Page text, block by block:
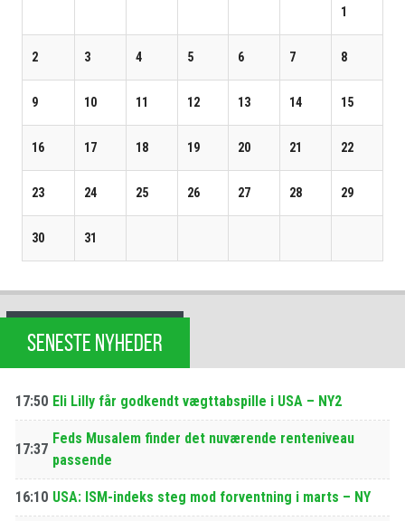
1
2 3 4 5 6 7 8
9 10 11 12 13 14 15
16 17 18 19 20 21 22
23 24 25 26 27 28 29
30 31
SENESTE NYHEDER
17:50 Eli Lilly får godkendt vægttabspille i USA – NY2
17:37
Feds Musalem finder det nuværende renteniveau
passende
16:10 USA: ISM-indeks steg mod forventning i marts – NY